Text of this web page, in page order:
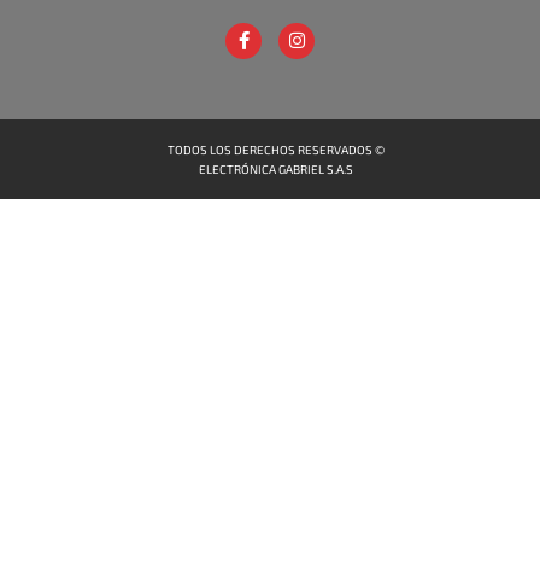
TODOS LOS DERECHOS RESERVADOS ©
ELECTRÓNICA GABRIEL S.A.S